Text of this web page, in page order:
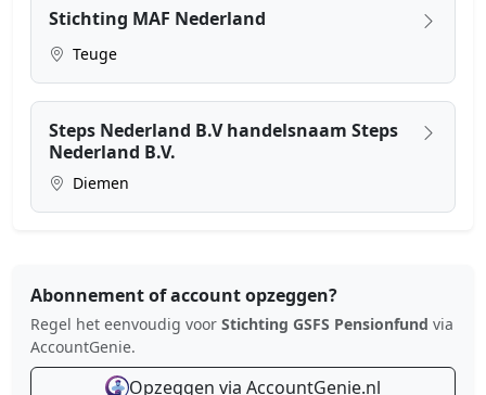
Stichting MAF Nederland
Teuge
Steps Nederland B.V handelsnaam Steps
Nederland B.V.
Diemen
Abonnement of account opzeggen?
Regel het eenvoudig voor Stichting GSFS Pensionfund via
AccountGenie.
Opzeggen via AccountGenie.nl